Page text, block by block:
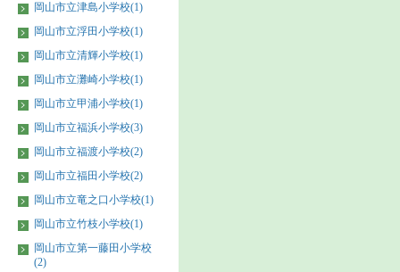
岡山市立津島小学校(1)
岡山市立浮田小学校(1)
岡山市立清輝小学校(1)
岡山市立灘崎小学校(1)
岡山市立甲浦小学校(1)
岡山市立福浜小学校(3)
岡山市立福渡小学校(2)
岡山市立福田小学校(2)
岡山市立竜之口小学校(1)
岡山市立竹枝小学校(1)
岡山市立第一藤田小学校
(2)